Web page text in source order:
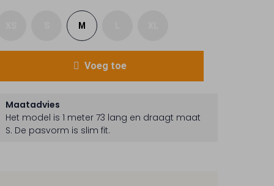
M
Voeg toe
Maatadvies
Het model is 1 meter 73 lang en draagt maat
S. De pasvorm is slim fit.